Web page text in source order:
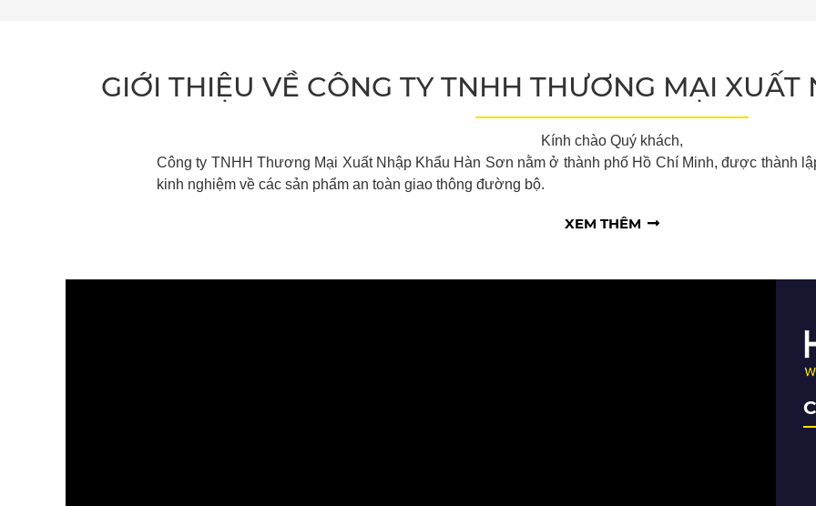
GIỚI THIỆU VỀ CÔNG TY TNHH THƯƠNG MẠI
Kính chào Quý khách,
Công ty TNHH Thương Mại Xuất Nhập Khẩu Hàn Sơn nằm ở thành phố Hồ Chí Minh, được thành
kinh nghiệm về các sản phẩm an toàn giao thông đường bộ.
XEM THÊM
So
cho bạn...
Lắp
công
Gờ
các